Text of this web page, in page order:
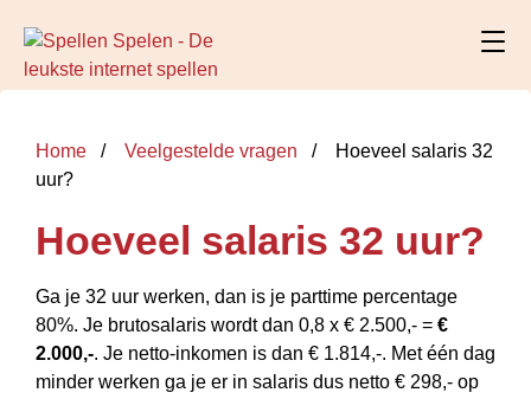
Home Veelgestelde vragen
Hoeveel salaris 32
uur?
Hoeveel salaris 32 uur?
Ga je 32 uur werken, dan is je parttime percentage
80%. Je brutosalaris wordt dan 0,8 x € 2.500,- = €
2.000,-. Je netto-inkomen is dan € 1.814,-. Met één dag
minder werken ga je er in salaris dus netto € 298,- op